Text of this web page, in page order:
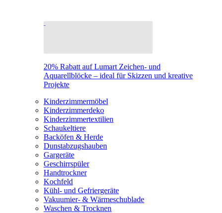
20% Rabatt auf Lumart Zeichen- und
Aquarellblöcke – ideal für Skizzen und kreative
Projekte
Kinderzimmermöbel
Kinderzimmerdeko
Kinderzimmertextilien
Schaukeltiere
Backöfen & Herde
Dunstabzugshauben
Gargeräte
Geschirrspüler
Handtrockner
Kochfeld
Kühl- und Gefriergeräte
Vakuumier- & Wärmeschublade
Waschen & Trocknen